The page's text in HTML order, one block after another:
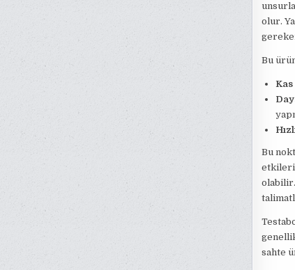
olur.
Bu
Kas
Bu
olabilir.
sahte